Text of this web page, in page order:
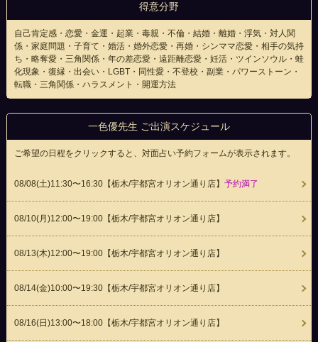
得意分野
自己肯定感・恋愛・金運・起業・毒親・不倫・結婚・離婚・浮気・対人関
係・家庭問題・子育て・婚活・婚外恋愛・再婚・シンママ恋愛・相手の気持
ち・略奪愛・三角関係・年の差恋愛・遠距離恋愛・妊活・ツインソウル・蛙
化現象・復縁・出会い・LGBT・同性愛・不登校・副業・パワーストーン・
転職・三角関係・ハラスメント・開運方法
一色優先生 ご出演スケジュール
ご希望の日程をクリックすると、対面占い予約フォームが表示されます。
08/08(土)11:30〜16:30【栃木/宇都宮オリオン通り店】 予約満了
08/10(月 )12:00〜19:00【栃木/宇都宮オリオン通り店】
08/13(木)12:00〜19:00【栃木/宇都宮オリオン通り店】
08/14(金)10:00〜19:30【栃木/宇都宮オリオン通り店】
08/16(日 )13:00〜18:00【栃木/宇都宮オリオン通り店】